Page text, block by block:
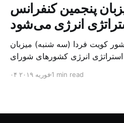
پنجمین کنفرانس
انرژی می‌شود
کویت فردا (سه شنبه) میزبان
استراتژی انرژی کشورهای شورای
نفت و گاز در این کنفرانس
۰۴ فوریه ۲۰۱۹1 min read